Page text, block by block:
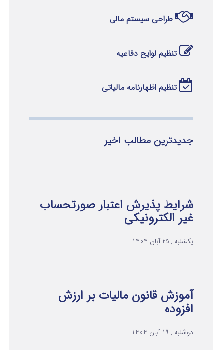
طراحی سیستم مالی
تنظیم لوایح دفاعیه
تنظیم اظهارنامه مالیاتی
جدیدترین مطالب اخیر
شرایط پذیرش اعتبار صورتحساب
غیر الکترونیکی
یکشنبه , 25 آبان 1404
آموزش قانون مالیات بر ارزش
افزوده
دوشنبه , 19 آبان 1404